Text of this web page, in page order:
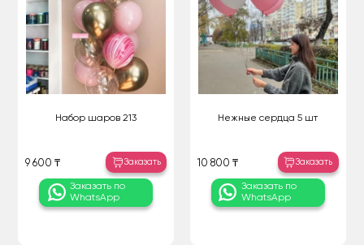
Набор шаров 213
9 600 ₸ Заказать
Заказать по
WhatsApp
Нежные сердца 5 шт
10 800 ₸ Заказать
Заказать по
WhatsApp